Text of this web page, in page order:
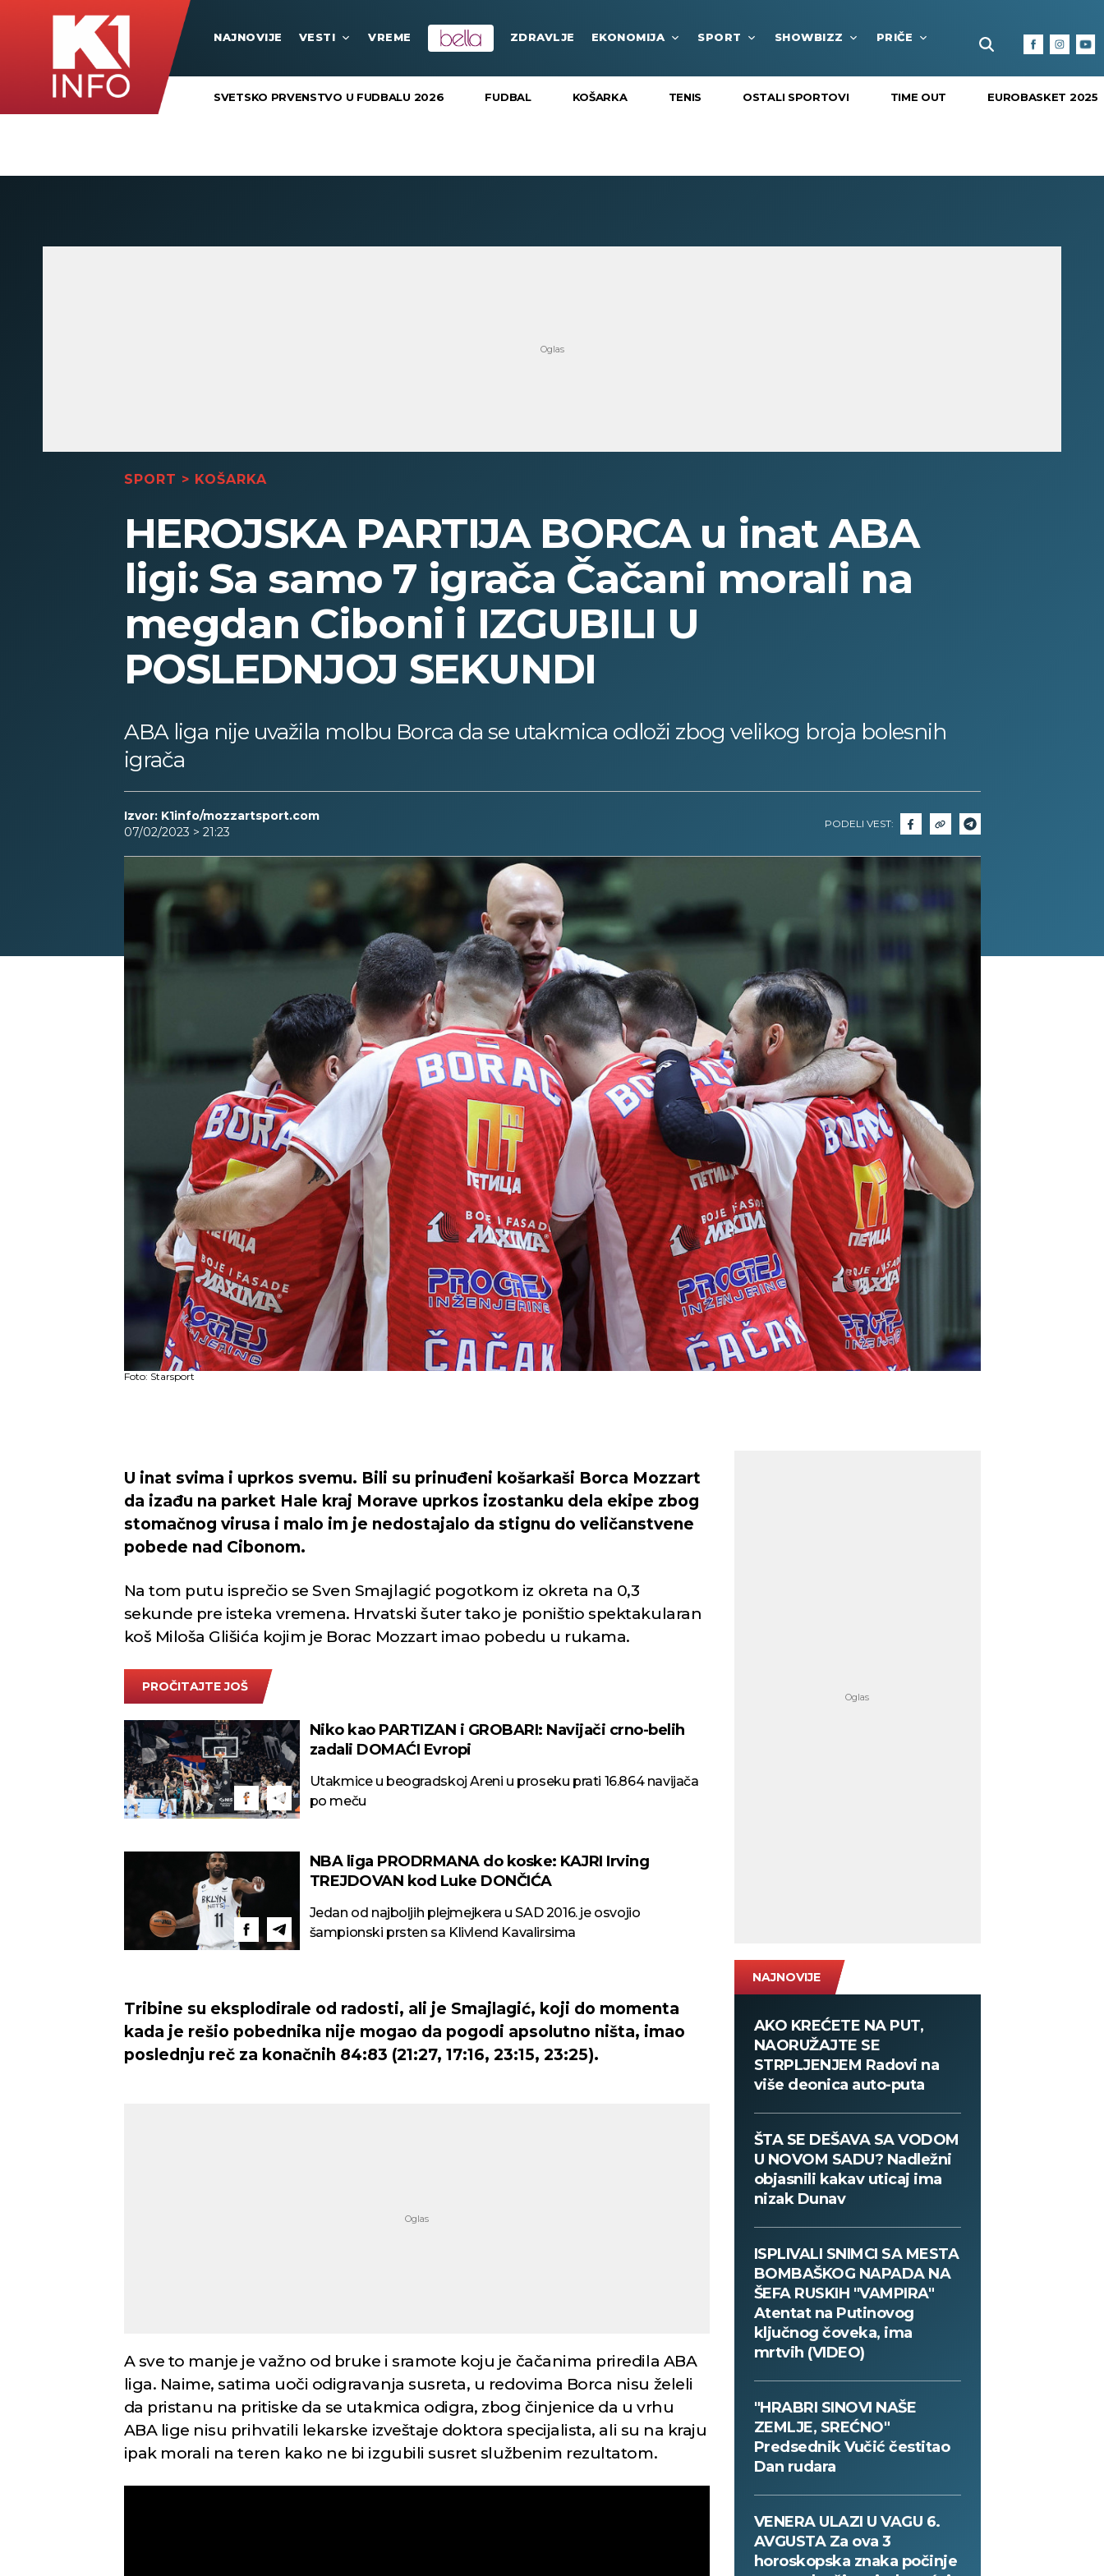
NAJNOVIJE VESTI VREME ZDRAVLJE EKONOMIJA SPORT SHOWBIZZ PRIČE FUN BOX KULTURA I
SVETSKO PRVENSTVO U FUDBALU 2026 FUDBAL KOŠARKA TENIS OSTALI SPORTOVI TIME OUT EUROBASKET 2025
SPORT > KOŠARKA
HEROJSKA PARTIJA BORCA u inat ABA
ligi: Sa samo 7 igrača Čačani morali na
megdan Ciboni i IZGUBILI U
POSLEDNJOJ SEKUNDI
ABA liga nije uvažila molbu Borca da se utakmica odloži zbog velikog broja bolesnih
igrača
Izvor: K1info/mozzartsport.com
07/02/2023 > 21:23
PODELI VEST:
Foto: Starsport
U inat svima i uprkos svemu. Bili su prinuđeni košarkaši Borca Mozzart
da izađu na parket Hale kraj Morave uprkos izostanku dela ekipe zbog
stomačnog virusa i malo im je nedostajalo da stignu do veličanstvene
pobede nad Cibonom.
Na tom putu isprečio se Sven Smajlagić pogotkom iz okreta na 0,3
sekunde pre isteka vremena. Hrvatski šuter tako je poništio spektakularan
koš Miloša Glišića kojim je Borac Mozzart imao pobedu u rukama.
PROČITAJTE JOŠ
Niko kao PARTIZAN i GROBARI: Navijači crno-belih
zadali DOMAĆI Evropi
Utakmice u beogradskoj Areni u proseku prati 16.864 navijača
po meču
NBA liga PRODRMANA do koske: KAJRI Irving
TREJDOVAN kod Luke DONČIĆA
Jedan od najboljih plejmejkera u SAD 2016. je osvojio
šampionski prsten sa Klivlend Kavalirsima
Tribine su eksplodirale od radosti, ali je Smajlagić, koji do momenta
kada je rešio pobednika nije mogao da pogodi apsolutno ništa, imao
poslednju reč za konačnih 84:83 (21:27, 17:16, 23:15, 23:25).
A sve to manje je važno od bruke i sramote koju je čačanima priredila ABA
liga. Naime, satima uoči odigravanja susreta, u redovima Borca nisu želeli
da pristanu na pritiske da se utakmica odigra, zbog činjenice da u vrhu
ABA lige nisu prihvatili lekarske izveštaje doktora specijalista, ali su na kraju
ipak morali na teren kako ne bi izgubili susret službenim rezultatom.
NAJNOVIJE
AKO KREĆETE NA PUT,
NAORUŽAJTE SE
STRPLJENJEM Radovi na
više deonica auto-puta
ŠTA SE DEŠAVA SA VODOM
U NOVOM SADU? Nadležni
objasnili kakav uticaj ima
nizak Dunav
ISPLIVALI SNIMCI SA MESTA
BOMBAŠKOG NAPADA NA
ŠEFA RUSKIH "VAMPIRA"
Atentat na Putinovog
ključnog čoveka, ima
mrtvih (VIDEO)
"HRABRI SINOVI NAŠE
ZEMLJE, SREĆNO"
Predsednik Vučić čestitao
Dan rudara
VENERA ULAZI U VAGU 6.
AVGUSTA Za ova 3
horoskopska znaka počinje